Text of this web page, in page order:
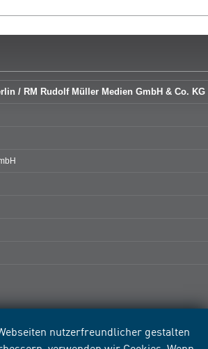
nutzerfreundlicher gestalten
/ RM Rudolf Müller Medien GmbH & Co. KG